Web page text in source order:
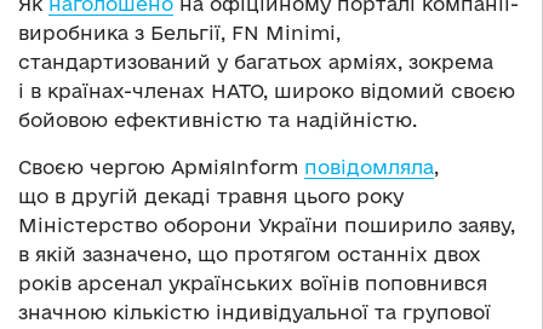
виробника з Бельгії, FN Minimi,
стандартизований у багатьох арміях, зокрема
і в країнах-членах НАТО, широко відомий своєю
бойовою ефективністю та надійністю.
Своєю чергою АрміяInform повідомляла,
що в другій декаді травня цього року
Міністерство оборони України поширило заяву,
в якій зазначено, що протягом останніх двох
років арсенал українських воїнів поповнився
значною кількістю індивідуальної та групової